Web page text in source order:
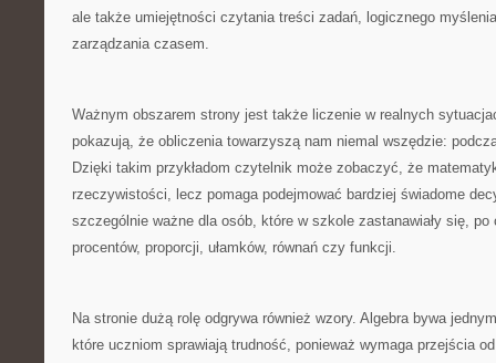
ale także umiejętności czytania treści zadań, logicznego
zarządzania czasem.
Ważnym obszarem strony jest także liczenie w realnych
pokazują, że obliczenia towarzyszą nam niemal wszędzie:
Dzięki takim przykładom czytelnik może zobaczyć, że
rzeczywistości, lecz pomaga podejmować bardziej świadome
szczególnie ważne dla osób, które w szkole zastanawiały się, po
procentów, proporcji, ułamków, równań czy funkcji.
Na stronie dużą rolę odgrywa również wzory. Algebra bywa
które uczniom sprawiają trudność, ponieważ wymaga przejścia